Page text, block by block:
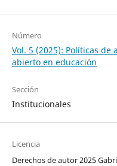
Número
Vol. 5 (2025): Políticas de
abierto en educación
Sección
Institucionales
Licencia
Derechos de autor 2025